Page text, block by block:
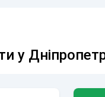
у